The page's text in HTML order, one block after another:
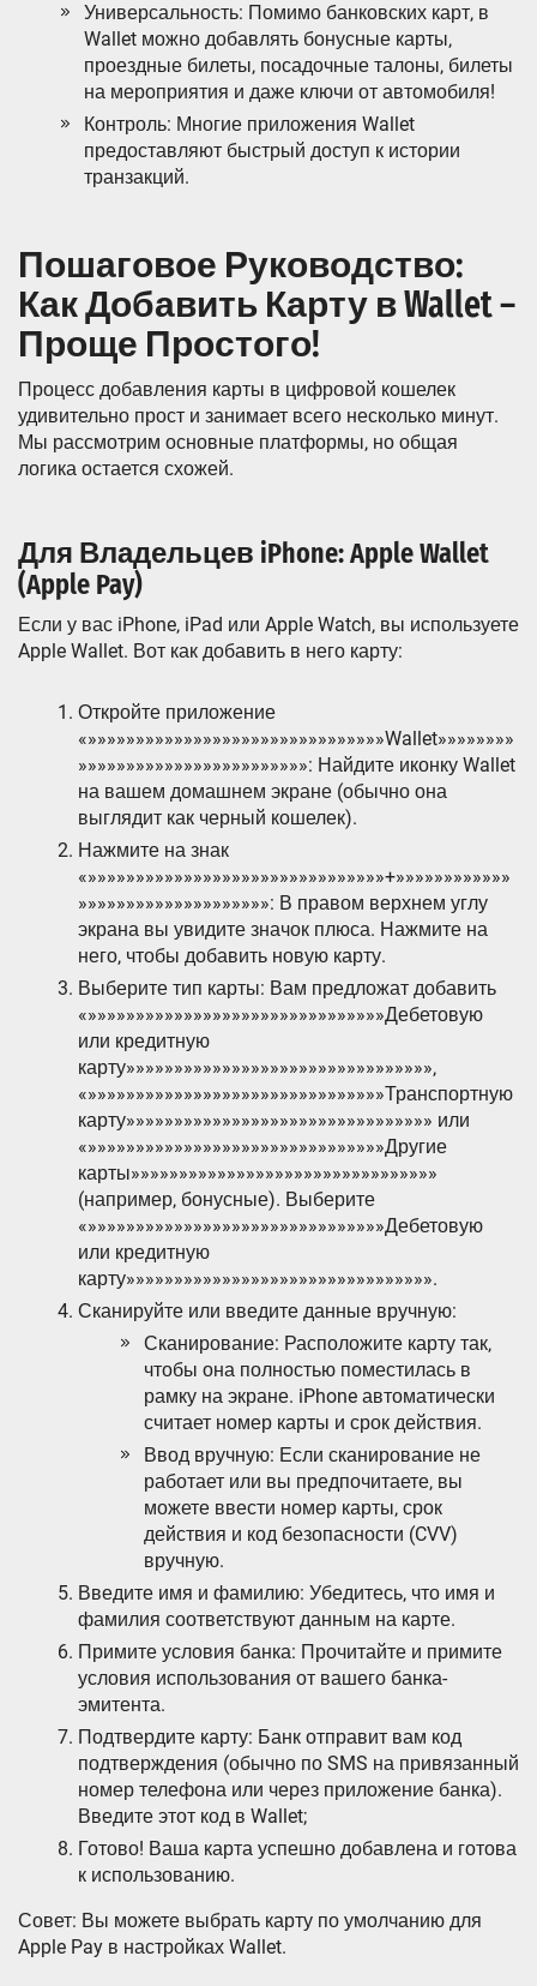
Универсальность: Помимо банковских карт‚ в
Wallet можно добавлять бонусные карты‚
проездные билеты‚ посадочные талоны‚ билеты
на мероприятия и даже ключи от автомобиля!
Контроль: Многие приложения Wallet
предоставляют быстрый доступ к истории
транзакций.
Пошаговое Руководство:
Как Добавить Карту в Wallet –
Проще Простого!
Процесс добавления карты в цифровой кошелек
удивительно прост и занимает всего несколько минут.
Мы рассмотрим основные платформы‚ но общая
логика остается схожей.
Для Владельцев iPhone: Apple Wallet
(Apple Pay)
Если у вас iPhone‚ iPad или Apple Watch‚ вы используете
Apple Wallet. Вот как добавить в него карту:
Откройте приложение
«»»»»»»»»»»»»»»»»»»»»»»»»»»»»»»»Wallet»»»»»»»»
»»»»»»»»»»»»»»»»»»»»»»»»: Найдите иконку Wallet
на вашем домашнем экране (обычно она
выглядит как черный кошелек).
Нажмите на знак
«»»»»»»»»»»»»»»»»»»»»»»»»»»»»»»»+»»»»»»»»»»»»
»»»»»»»»»»»»»»»»»»»»: В правом верхнем углу
экрана вы увидите значок плюса. Нажмите на
него‚ чтобы добавить новую карту.
Выберите тип карты: Вам предложат добавить
«»»»»»»»»»»»»»»»»»»»»»»»»»»»»»»»Дебетовую
или кредитную
карту»»»»»»»»»»»»»»»»»»»»»»»»»»»»»»»»‚
«»»»»»»»»»»»»»»»»»»»»»»»»»»»»»»»Транспортную
карту»»»»»»»»»»»»»»»»»»»»»»»»»»»»»»»» или
«»»»»»»»»»»»»»»»»»»»»»»»»»»»»»»»Другие
карты»»»»»»»»»»»»»»»»»»»»»»»»»»»»»»»»
(например‚ бонусные). Выберите
«»»»»»»»»»»»»»»»»»»»»»»»»»»»»»»»Дебетовую
или кредитную
карту»»»»»»»»»»»»»»»»»»»»»»»»»»»»»»»».
Сканируйте или введите данные вручную:
Сканирование: Расположите карту так‚
чтобы она полностью поместилась в
рамку на экране. iPhone автоматически
считает номер карты и срок действия.
Ввод вручную: Если сканирование не
работает или вы предпочитаете‚ вы
можете ввести номер карты‚ срок
действия и код безопасности (CVV)
вручную.
Введите имя и фамилию: Убедитесь‚ что имя и
фамилия соответствуют данным на карте.
Примите условия банка: Прочитайте и примите
условия использования от вашего банка-
эмитента.
Подтвердите карту: Банк отправит вам код
подтверждения (обычно по SMS на привязанный
номер телефона или через приложение банка).
Введите этот код в Wallet;
Готово! Ваша карта успешно добавлена и готова
к использованию.
Совет: Вы можете выбрать карту по умолчанию для
Apple Pay в настройках Wallet.